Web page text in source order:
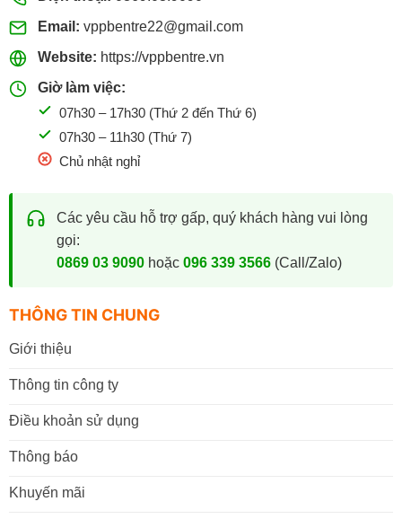
Email: vppbentre22@gmail.com
Website: https://vppbentre.vn
Giờ làm việc:
07h30 – 17h30 (Thứ 2 đến Thứ 6)
07h30 – 11h30 (Thứ 7)
Chủ nhật nghỉ
Các yêu cầu hỗ trợ gấp, quý khách hàng vui lòng
gọi:
0869 03 9090hoặc 096 339 3566(Call/Zalo)
THÔNG TIN CHUNG
Giới thiệu
Thông tin công ty
Điều khoản sử dụng
Thông báo
Khuyến mãi